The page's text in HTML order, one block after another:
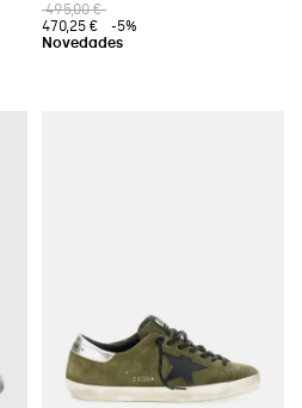
495,00 €
470,25 €
-5%